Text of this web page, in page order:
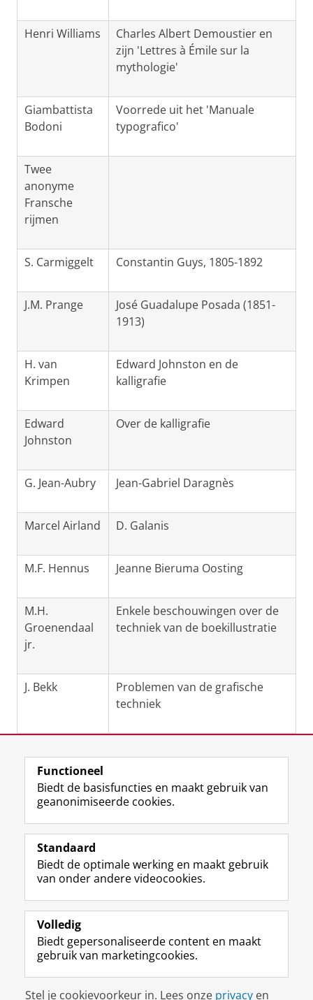
Henri Williams
Charles Albert Demoustier en
zijn 'Lettres à Émile sur la
mythologie'
Giambattista
Bodoni
Voorrede uit het 'Manuale
typografico'
Twee
anonyme
Fransche
rijmen
S. Carmiggelt Constantin Guys, 1805-1892
J.M. Prange
José Guadalupe Posada (1851-
1913)
H. van
Krimpen
Edward Johnston en de
kalligrafie
Edward
Johnston
Over de kalligrafie
G. Jean-Aubry Jean-Gabriel Daragnès
Marcel Airland D. Galanis
M.F. Hennus Jeanne Bieruma Oosting
M.H.
Groenendaal
jr.
Enkele beschouwingen over de
techniek van de boekillustratie
J. Bekk
Problemen van de grafische
techniek
Laatst gewijzigd: 12 juni 2025 13:39
Volg ons op
M
a
t
o
o
p
r
f
i
I
n
t
r
m
c
c
De UB voor medewerkers
Praktisch
Over de UB
Disclaimer & Copyright
Functioneel
Biedt de basisfuncties en maakt gebruik van
geanonimiseerde cookies.
Standaard
Biedt de optimale werking en maakt gebruik
van onder andere videocookies.
Volledig
Biedt gepersonaliseerde content en maakt
gebruik van marketingcookies.
Stel je cookievoorkeur in. Lees onze privacy en